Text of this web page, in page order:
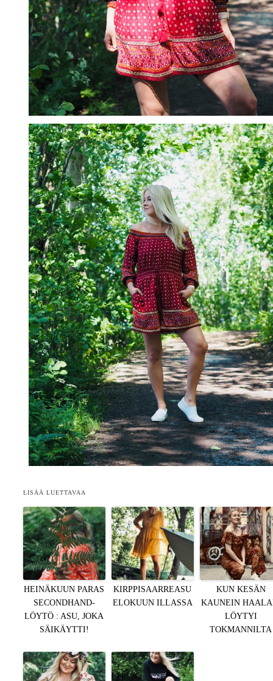
LISÄÄ LUETTAVAA
HEINÄKUUN PARAS
SECONDHAND-
LÖYTÖ : ASU, JOKA
SÄIKÄYTTI!
KIRPPISAARREASU
ELOKUUN ILLASSA
KUN KESÄN
KAUNEIN
LÖYTYI
TOKMANNILTA